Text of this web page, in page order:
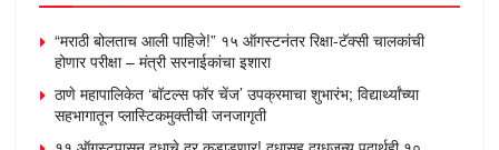
“मराठी बोलताच आली पाहिजे!” १५ ऑगस्टनंतर रिक्षा-टॅक्सी चालकांची
होणार परीक्षा – मंत्री सरनाईकांचा इशारा
ठाणे महापालिकेत ‘बॉटल्स फॉर चेंज’ उपक्रमाचा शुभारंभ; विद्यार्थ्यांच्या
सहभागातून प्लास्टिकमुक्तीची जनजागृती